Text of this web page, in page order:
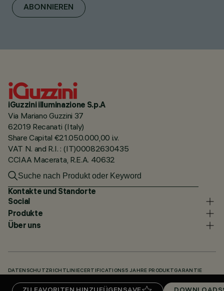
ABONNIEREN
iGuzzini illuminazione S.p.A
Via Mariano Guzzini 37
62019 Recanati (Italy)
Share Capital €21.050.000,00 i.v.
VAT N. and R.I. : (IT)00082630435
CCIAA Macerata, R.E.A. 40632
Kontakte und Standorte
Social
Produkte
Über uns
DATENSCHUTZRICHTLINIECERTIFICATIONS 5 JAHRE PRODUKTGARANTIE